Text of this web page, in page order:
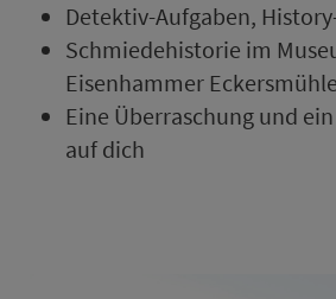
Detektiv-Aufgaben,
Schmiedehistorie im
Eisenhammer
Eine Über­ra­schung und
auf dich